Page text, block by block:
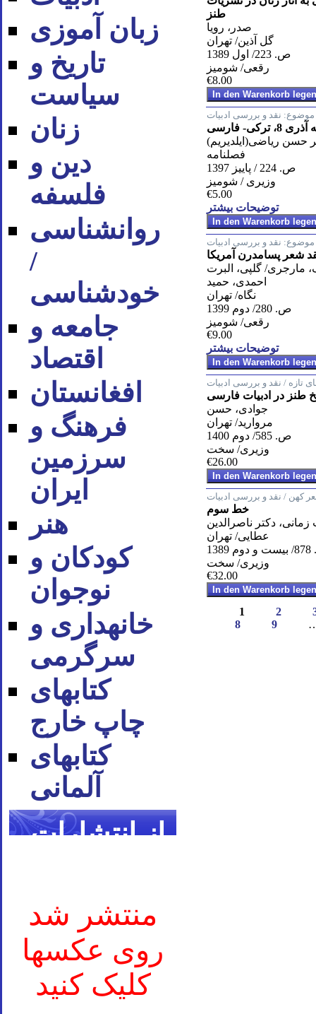
زبان آموزی
تاریخ و
سیاست
زنان
دین و
فلسفه
روان‪شناسی
/
خودشناسی
جامعه و
اقتصاد
افغانستان
فرهنگ و
سرزمین
ایران
هنر
کودکان و
نوجوان
خانه‪داری و
سرگرمی
کتاب‪های
چاپ خارج
کتاب‪های
آلمانی
از انتشارات
منتشر شد
روی عکسها
کلیک کنید
طنز
صدر، رویا
گل آذین/ تهران
ص. 223/ اول 1389
رقعی/ شومیز
€8.00
موضوع: نقد و بررسی ادبیات
ترکی- فارسی
حسن ریاضی(ایلدیریم)
فصلنامه
ص. 224 / پاییز 1397
وزیری / شومیز
€5.00
توضیحات بیشتر
موضوع: نقد و بررسی ادبیات
شعر پسامدرن آمریکا
مارجری/ گلپی، البرت
احمدی، حمید
نگاه/ تهران
ص. 280/ دوم 1399
رقعی/ شومیز
€9.00
توضیحات بیشتر
تازه / نقد و بررسی ادبیات
طنز در ادبیات فارسی
جوادی، حسن
مروارید/ تهران
ص. 585/ دوم 1400
وزیری/ سخت
€26.00
کهن / نقد و بررسی ادبیات
خط سوم
دکتر ناصرالدین
عطایی/ تهران
وزیری/ سخت
€32.00
1 2
8
9